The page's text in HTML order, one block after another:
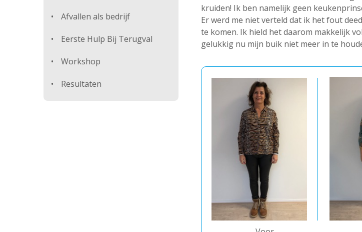
Afvallen als bedrijf
Eerste Hulp Bij Terugval
Workshop
Resultaten
kruiden! Ik ben namelijk geen
Er werd me niet verteld dat ik het fout
te komen. Ik hield het daarom makkelijk
gelukkig nu mijn buik niet meer in te